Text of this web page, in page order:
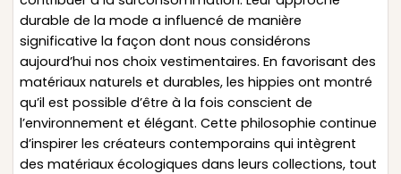
durable de la mode a influencé de manière
significative la façon dont nous considérons
aujourd’hui nos choix vestimentaires. En favorisant des
matériaux naturels et durables, les hippies ont montré
qu’il est possible d’être à la fois conscient de
l’environnement et élégant. Cette philosophie continue
d’inspirer les créateurs contemporains qui intègrent
des matériaux écologiques dans leurs collections, tout